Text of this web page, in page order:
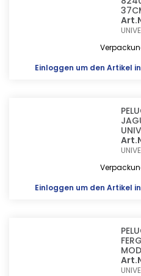
Einloggen um den Artikel
Einloggen um den Artikel